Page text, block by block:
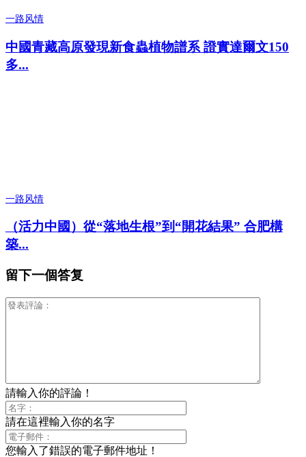
一路风情
中國青藏高原發現新食蟲植物譜系 證實達爾文150
多...
一路风情
（活力中國）從“落地生根”到“開花結果” 合肥構
築...
留下一個答复
請輸入你的評論！
請在這裡輸入你的名字
您輸入了錯誤的電子郵件地址！